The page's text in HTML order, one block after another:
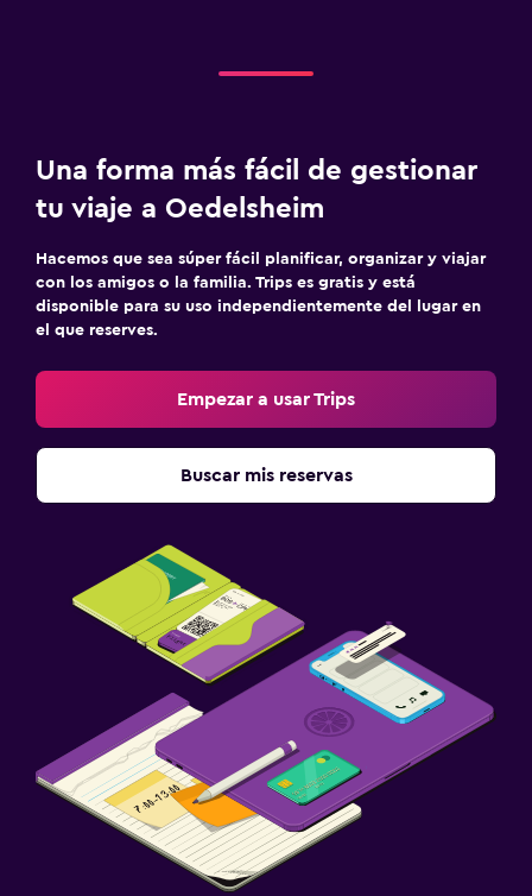
Lavandería
Servicio de planchado
Habitación
Perchero
Armario o clóset
Salud y seguridad
Botiquín de primeros auxilios
Una forma más fácil de gestionar
tu viaje a Oedelsheim
Hacemos que sea súper fácil planificar, organizar y viajar
con los amigos o la familia. Trips es gratis y está
disponible para su uso independientemente del lugar en
el que reserves.
Empezar a usar Trips
Buscar mis reservas